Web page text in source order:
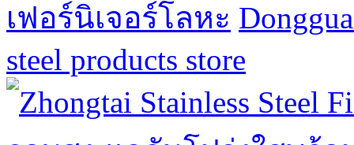
เฟอร์นิเจอร์โลหะ
steel products store